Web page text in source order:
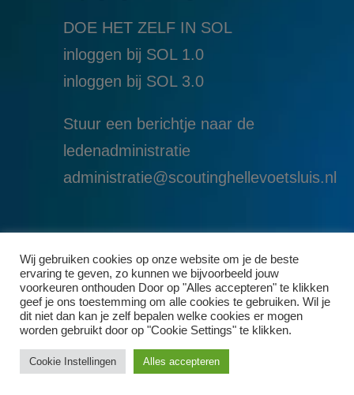
DOE HET ZELF IN SOL
inloggen bij SOL 1.0
inloggen bij SOL 3.0
Stuur een berichtje naar de
ledenadministratie
administratie@scoutinghellevoetsluis.nl
Wij gebruiken cookies op onze website om je de beste
ervaring te geven, zo kunnen we bijvoorbeeld jouw
voorkeuren onthouden Door op "Alles accepteren" te klikken
geef je ons toestemming om alle cookies te gebruiken. Wil je
dit niet dan kan je zelf bepalen welke cookies er mogen
worden gebruikt door op "Cookie Settings" te klikken.
Cookie Instellingen Alles accepteren